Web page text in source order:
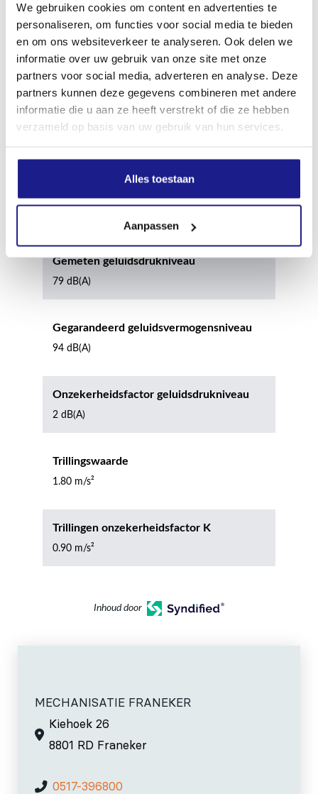
We gebruiken cookies om content en advertenties te
personaliseren, om functies voor social media te bieden
en om ons websiteverkeer te analyseren. Ook delen we
informatie over uw gebruik van onze site met onze
partners voor social media, adverteren en analyse. Deze
partners kunnen deze gegevens combineren met andere
informatie die u aan ze heeft verstrekt of die ze hebben
verzameld op basis van uw gebruik van hun services.
Alles toestaan
Aanpassen
Max. hoogte van het apparaat
117 cm
Diameter voorwiel
Gemeten geluidsdrukniveau
79 dB(A)
Gegarandeerd geluidsvermogensniveau
94 dB(A)
Onzekerheidsfactor geluidsdrukniveau
2 dB(A)
Trillingswaarde
1.80 m/s²
Trillingen onzekerheidsfactor K
0.90 m/s²
Inhoud door
MECHANISATIE FRANEKER
Kiehoek 26
8801 RD Franeker
0517-396800